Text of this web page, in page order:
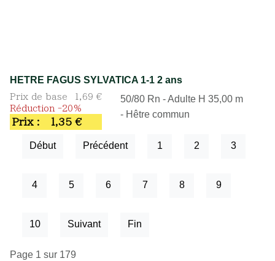
HETRE FAGUS SYLVATICA 1-1 2 ans
Prix de base
1,69 €
Réduction -20%
Prix : 1,35 €
50/80 Rn - Adulte H 35,00 m
- Hêtre commun
Début Précédent 1 2 3
4 5 6 7 8 9
10 Suivant Fin
Page 1 sur 179